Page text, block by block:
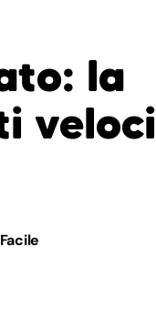
la
veloci
Facile